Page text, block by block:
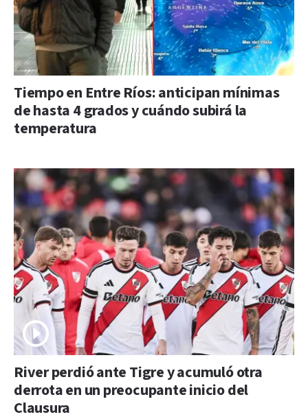
Tiempo en Entre Ríos: anticipan mínimas
de hasta 4 grados y cuándo subirá la
temperatura
River perdió ante Tigre y acumuló otra
derrota en un preocupante inicio del
Clausura